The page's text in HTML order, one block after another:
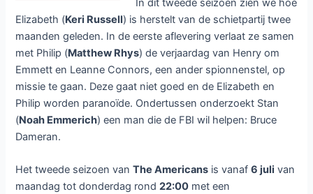
In dit tweede seizoen zien we hoe
Elizabeth (Keri Russell) is herstelt van de schietpartij twee
maanden geleden. In de eerste aflevering verlaat ze samen
met Philip (Matthew Rhys) de verjaardag van Henry om
Emmett en Leanne Connors, een ander spionnenstel, op
missie te gaan. Deze gaat niet goed en de Elizabeth en
Philip worden paranoïde. Ondertussen onderzoekt Stan
(Noah Emmerich) een man die de FBI wil helpen: Bruce
Dameran.
Het tweede seizoen vanThe Americans is vanaf6 juli van
maandag tot donderdag rond22:00 met een